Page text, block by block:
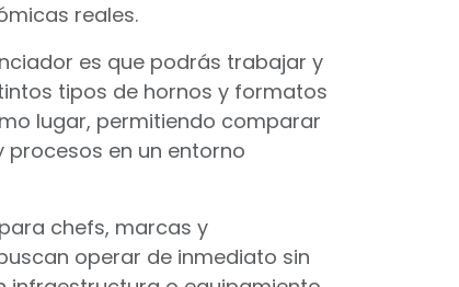
reales.
es que podrás trabajar y
tipos de hornos y formatos
lugar, permitiendo comparar
procesos en un entorno
chefs, marcas y
operar de inmediato sin